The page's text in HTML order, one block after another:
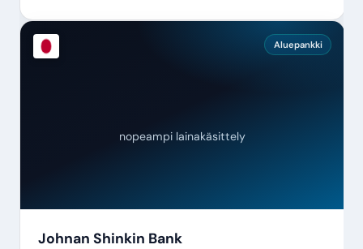
Aluepankki
nopeampi lainakäsittely
Johnan Shinkin Bank